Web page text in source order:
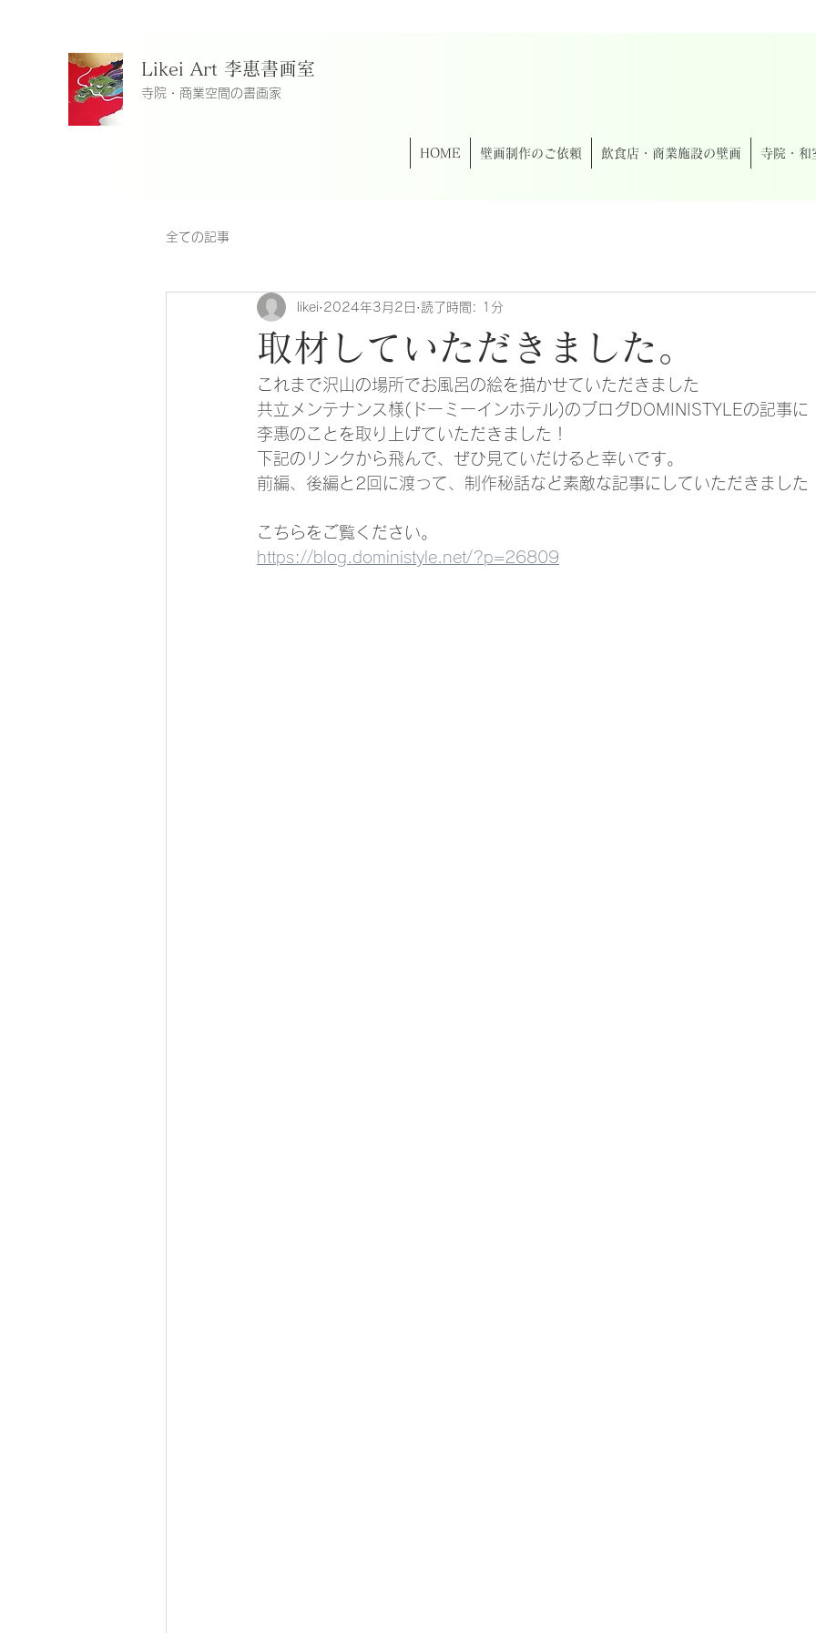
Likei Art 李惠書画室
寺院・商業空間の書画家
HOME 壁画制作のご依頼 飲食店・商業施設の壁画 寺院・和
全ての記事
取材していただきました。
likei 2024年3月2日 読了時間: 1分
これまで沢山の場所でお風呂の絵を描かせていただきました
共立メンテナンス様(ドーミーインホテル)のブログDOMINISTYLEの記事に
李惠のことを取り上げていただきました！
下記のリンクから飛んで、ぜひ見ていだけると幸いです。
前編、後編と2回に渡って、制作秘話など素敵な記事にしていただきました
こちらをご覧ください。
https://blog.doministyle.net/?p=26809